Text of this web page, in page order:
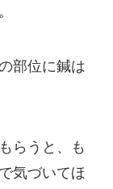
部位に鍼は
らうと、も
気づいてほ